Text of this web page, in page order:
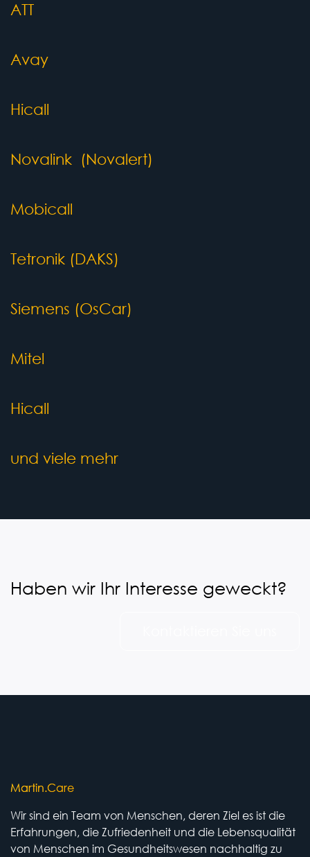
ATT
Avay
Hicall
Novalink (Novalert)
Mobicall
Tetronik (DAKS)
Siemens (OsCar)
Mitel
Hicall
und viele mehr
Haben wir Ihr Interesse geweckt?
Martin.Care
Wir sind ein Team von Menschen, deren Ziel es ist die
Erfahrungen, die Zufriedenheit und die Lebensqualität
von Menschen im Gesundheitswesen nachhaltig zu